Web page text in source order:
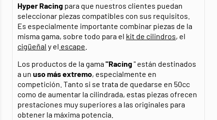
Hyper Racing para que nuestros clientes puedan
seleccionar piezas compatibles con sus requisitos.
Es especialmente importante combinar piezas de la
misma gama, sobre todo para el kit de cilindros, el
cigüeñal y el escape
Los productos de la gama"Racing" están destinados
a un uso más extremo, especialmente en
competición. Tanto si se trata de quedarse en 50cc
como de aumentar la cilindrada, estas piezas ofrecen
prestaciones muy superiores a las originales para
obtener la máxima potencia.